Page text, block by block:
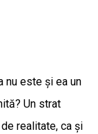
nu este și ea un
Un strat
realitate, ca și